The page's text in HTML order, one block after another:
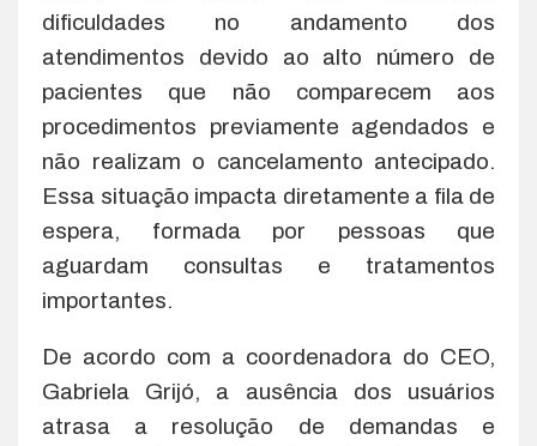
dificuldades no andamento dos
atendimentos devido ao alto número de
pacientes que não comparecem aos
procedimentos previamente agendados e
não realizam o cancelamento antecipado.
Essa situação impacta diretamente a fila de
espera, formada por pessoas que
aguardam consultas e tratamentos
importantes.
De acordo com a coordenadora do CEO,
Gabriela Grijó, a ausência dos usuários
atrasa a resolução de demandas e